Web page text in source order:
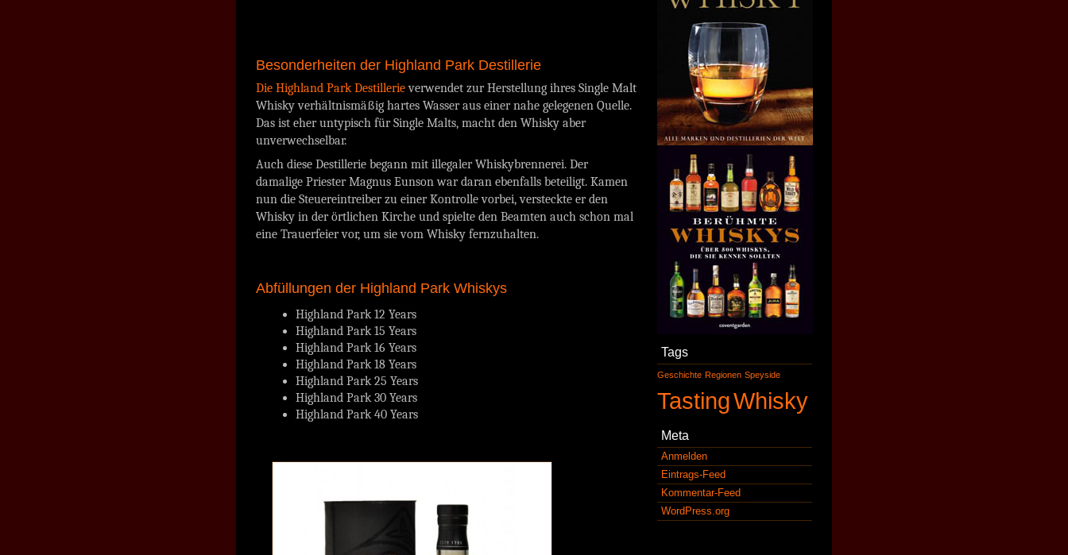
Besonderheiten der Highland Park Destillerie
Die Highland Park Destillerieverwendet zur Herstellung ihres Single Malt
Whisky verhältnismäßig hartes Wasser aus einer nahe gelegenen Quelle.
Das ist eher untypisch für Single Malts, macht den Whisky aber
unverwechselbar.
Auch diese Destillerie begann mit illegaler Whiskybrennerei. Der
damalige Priester Magnus Eunson war daran ebenfalls beteiligt. Kamen
nun die Steuereintreiber zu einer Kontrolle vorbei, versteckte er den
Whisky in der örtlichen Kirche und spielte den Beamten auch schon mal
eine Trauerfeier vor, um sie vom Whisky fernzuhalten.
Abfüllungen der Highland Park Whiskys
Highland Park 12 Years
Highland Park 15 Years
Highland Park 16 Years
Highland Park 18 Years
Highland Park 25 Years
Highland Park 30 Years
Highland Park 40 Years
Tags
Geschichte Regionen Speyside
TastingWhisky
Meta
Anmelden
Eintrags-Feed
Kommentar-Feed
WordPress.org